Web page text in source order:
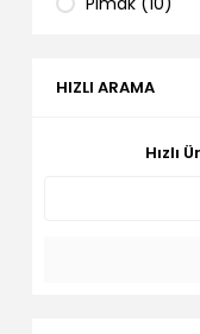
HIZLI ARAMA
Hızlı